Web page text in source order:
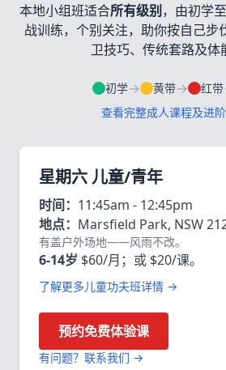
本地小组班适合所有级别，由初学
战训练，个别关注，助你按自己步
卫技巧、传统套路及体
初学→ 黄带→ 红带
查看完整成人课程及进
星期六 儿童/青年
时间： 11:45am - 12:45pm
地点： Marsfield Park, NSW
有盖户外场地——风雨不改。
6-14岁 $60/月；或 $20/课。
了解更多儿童功夫班详情 →
预约免费体验课
有问题？联系我们 →